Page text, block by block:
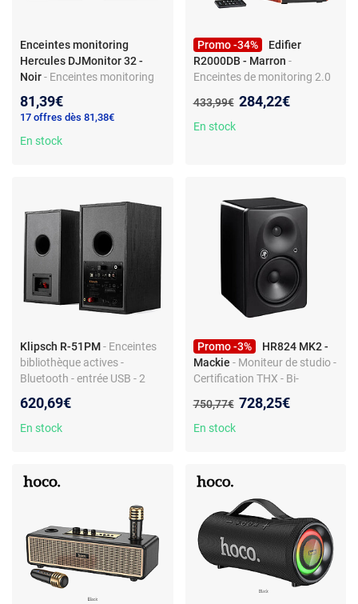
Enceintes monitoring
Hercules DJMonitor 32 -
Noir- Enceintes monitoring
W - Noir
81,39€
17 offres dès 81,38€
En stock
Promo -34%
Edifier
R2000DB - Marron -
Enceintes de monitoring 2.0
optique - Télécommande -
Tweeters 25 mm -
Ancien prix :
433,99€ Nouveau prix :
284,22€
En stock
Klipsch R-51PM- Enceintes
bibliothèque actives -
Bluetooth - entrée USB - 2
620,69€
En stock
Promo -3%
HR824 MK2 -
Mackie - Moniteur de studio -
Certification THX - Bi-
Haute résolution
Ancien prix :
750,77€ Nouveau prix :
728,25€
En stock